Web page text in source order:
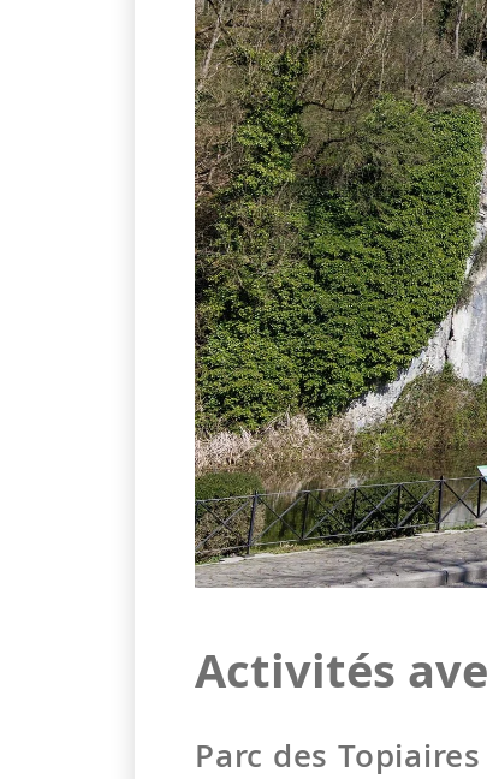
Activités
Parc des Topiaires